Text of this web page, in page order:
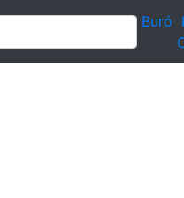
Buró